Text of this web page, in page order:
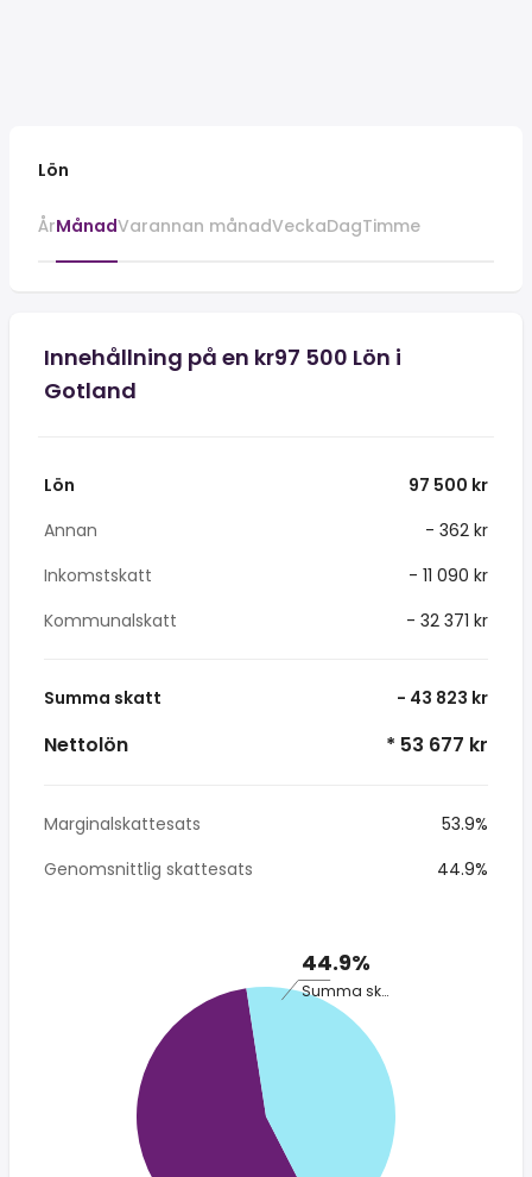
Lön
ÅrMånadVarannan månadVeckaDagTimme
Innehållning på en kr97 500 Lön i
Gotland
Lön
97 500 kr
Annan
- 362 kr
Inkomstskatt
- 11 090 kr
Kommunalskatt
- 32 371 kr
Summa skatt - 43 823 kr
Nettolön * 53 677 kr
Marginalskattesats
53.9%
Genomsnittlig skattesats
44.9%
44.9%
Summa skatt